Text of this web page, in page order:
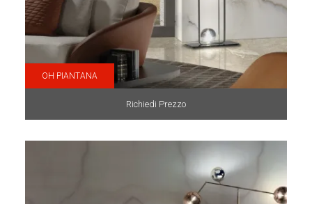
OH PIANTANA
Richiedi Prezzo